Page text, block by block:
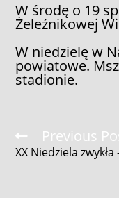
W środę o 19
Żeleźnikowej
W niedzielę w
powiatowe.
stadionie.
Read
more
articles
Previous
XX Niedziela